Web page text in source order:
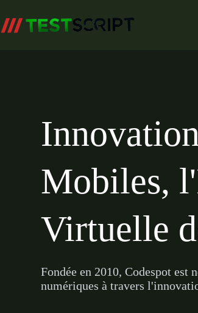
au
contenu
Mobiles,
Virtuelle
Fondée en 2010, Codespot est
numériques à travers